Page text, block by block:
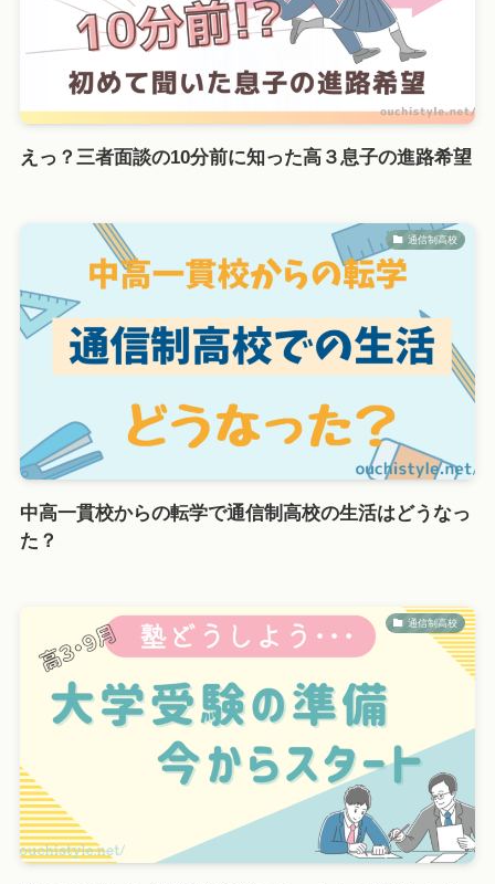
えっ？三者面談の10分前に知った高３息子の進路希望
通信制高校
中高一貫校からの転学で通信制高校の生活はどうなっ
た？
通信制高校